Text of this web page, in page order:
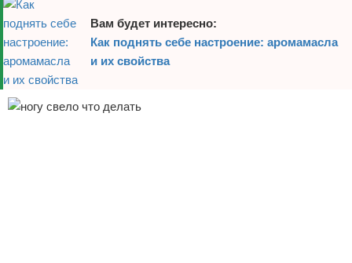
Вам будет интересно:
Как поднять себе настроение: аромамасла
и их свойства